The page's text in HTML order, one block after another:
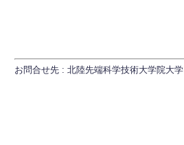
お問合せ先 : 北陸先端科学技術大学院大